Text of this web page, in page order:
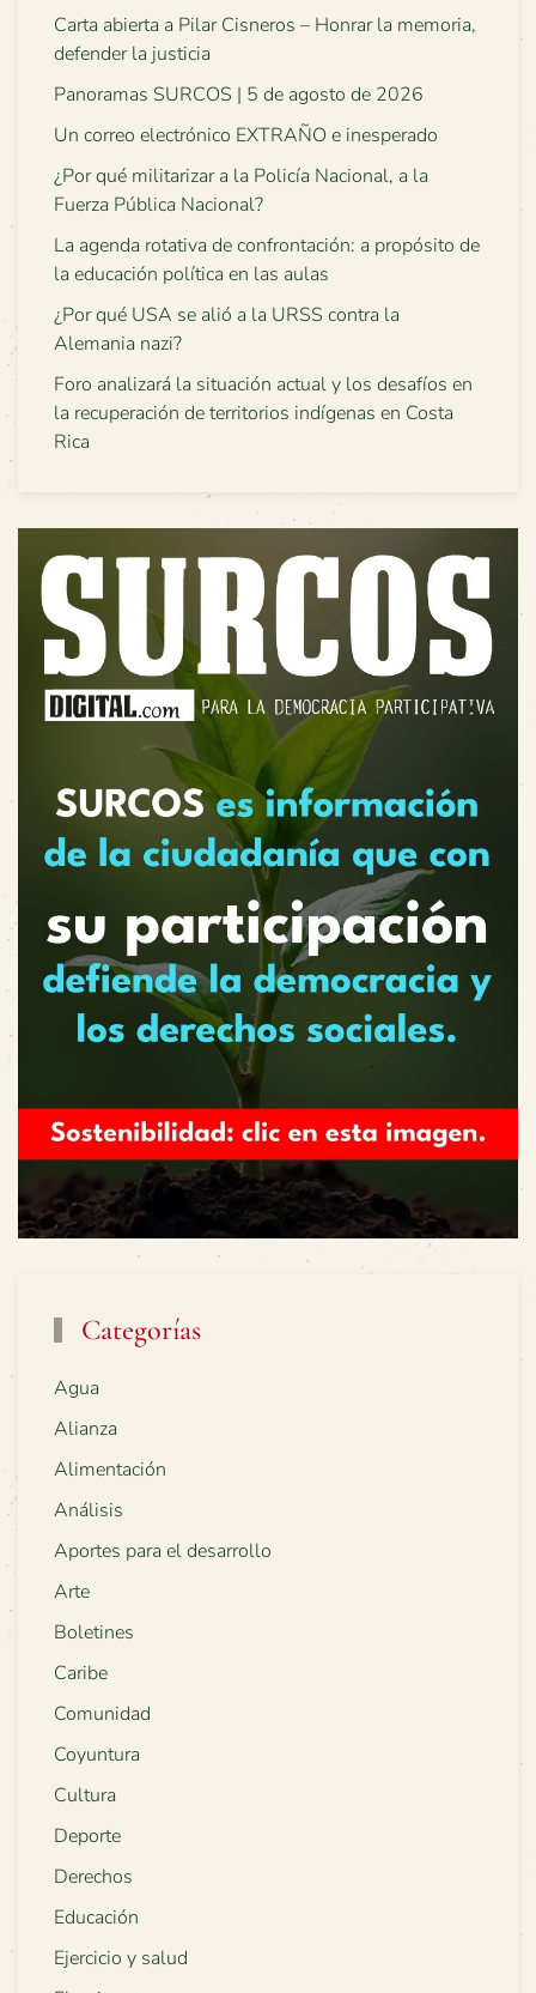
Carta abierta a Pilar Cisneros – Honrar la memoria,
defender la justicia
Panoramas SURCOS | 5 de agosto de 2026
Un correo electrónico EXTRAÑO e inesperado
¿Por qué militarizar a la Policía Nacional, a la
Fuerza Pública Nacional?
La agenda rotativa de confrontación: a propósito de
la educación política en las aulas
¿Por qué USA se alió a la URSS contra la
Alemania nazi?
Foro analizará la situación actual y los desafíos en
la recuperación de territorios indígenas en Costa
Rica
Categorías
Agua
Alianza
Alimentación
Análisis
Aportes para el desarrollo
Arte
Boletines
Caribe
Comunidad
Coyuntura
Cultura
Deporte
Derechos
Educación
Ejercicio y salud